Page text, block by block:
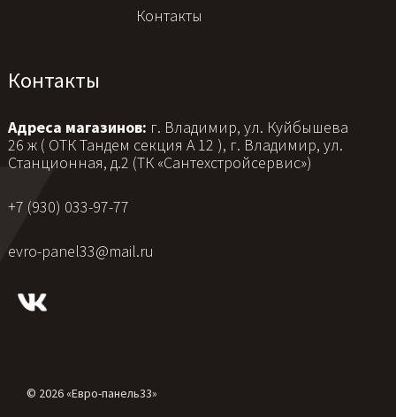
Контакты
Контакты
Адреса магазинов: г. Владимир, ул. Куйбышева
26 ж ( ОТК Тандем секция А 12 ), г. Владимир, ул.
Станционная, д.2 (ТК «Сантехстройсервис»)
+7 (930) 033-97-77
evro-panel33@mail.ru
© 2026 «Евро-панель33»